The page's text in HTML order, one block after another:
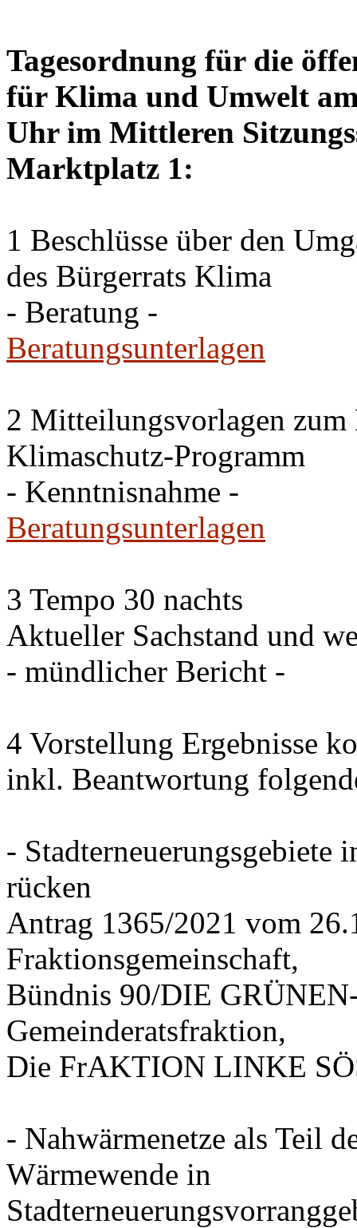
Tagesordnung für die
für Klima und Umwelt
Uhr im Mittleren
Marktplatz 1:
1 Beschlüsse über den
des Bürgerrats Klima
- Beratung -
Beratungsunterlagen
2 Mitteilungsvorlagen zum
Klimaschutz-Programm
- Kenntnisnahme -
Beratungsunterlagen
3 Tempo 30 nachts
Aktueller Sachstand und
- mündlicher Bericht -
4 Vorstellung Ergebnisse
inkl. Beantwortung
- Stadterneuerungsgebiete
rücken
Antrag 1365/2021 vom
Fraktionsgemeinschaft,
Bündnis 90/DIE
Gemeinderatsfraktion,
Die FrAKTION LINKE
- Nahwärmenetze als Teil
Wärmewende in